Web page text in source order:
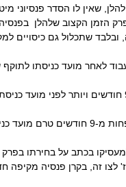
לו הסדר פנסיוני
הזמן הקצוב שלהלן
בכתב על בחירתו בפרק